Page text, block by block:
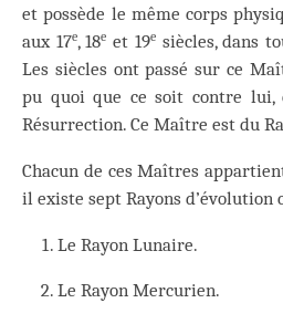
et possède le même corps
aux 17e, 18e et 19esiècles, dans
Les siècles ont passé sur ce
pu quoi que ce soit contre
Résurrection. Ce Maître est du
Chacun de ces Maîtres
il existe sept Rayons d’évolution
Le Rayon Lunaire.
Le Rayon Mercurien.